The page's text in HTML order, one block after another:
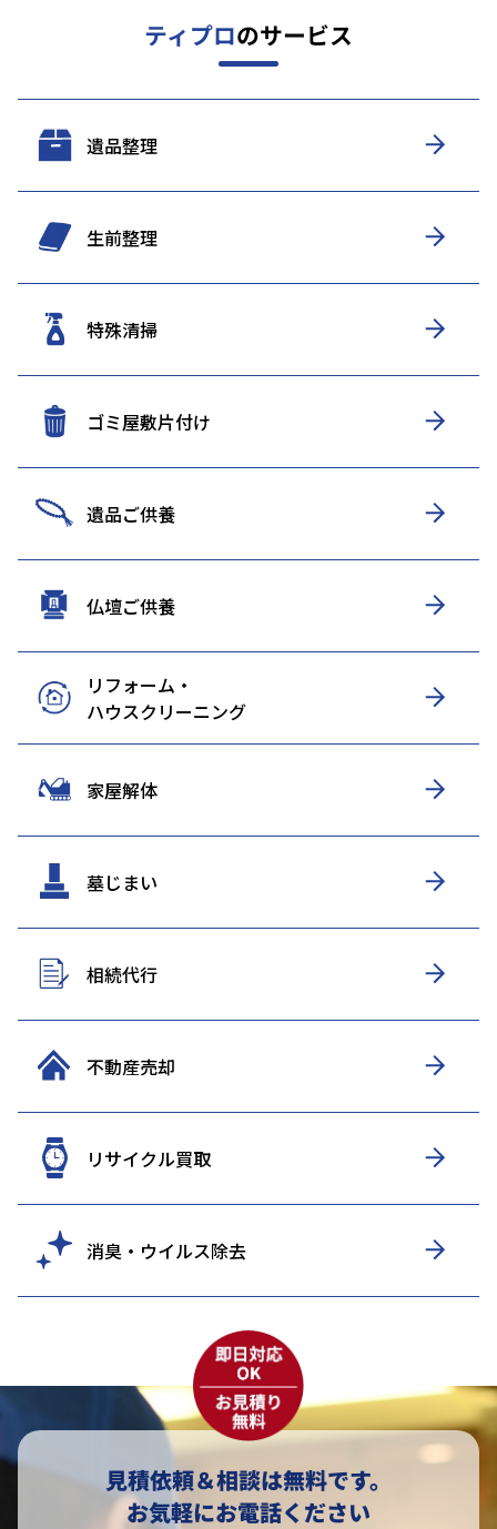
ティプロのサービス
遺品整理
生前整理
特殊清掃
ゴミ屋敷片付け
遺品ご供養
仏壇ご供養
リフォーム・
ハウスクリーニング
家屋解体
墓じまい
相続代行
不動産売却
リサイクル買取
消臭・ウイルス除去
見積依頼＆相談は無料です。
お気軽にお電話ください